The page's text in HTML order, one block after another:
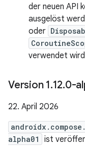
der neuen API
ausgelöst
oder
verwendet
Version 1.12.0-
22. April 2026
alpha01
ist